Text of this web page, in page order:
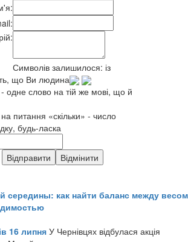
Символів залишилося: із
що Ви людина
- одне слово на тій же мові, що й
на питання «скільки» - число
будь-ласка
середины: как найти баланс между весом
16 липня У Чернівцях відбулася акція